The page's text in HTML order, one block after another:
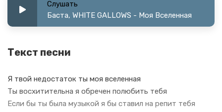
Слушать
Баста, WHITE GALLOWS - Моя Вселенная
Текст песни
Я твой недостаток ты моя вселенная
Ты восхитительна я обречен полюбить тебя
Если бы ты была музыкой я бы ставил на репит тебя